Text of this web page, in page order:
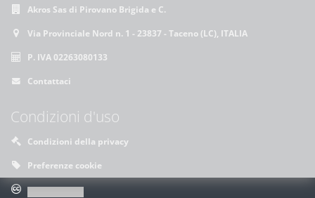
Akros Sas di Pirovano Brigida e C.
Via Provinciale Nord n. 1 - 23837 - Taceno (LC), ITALIA
P. IVA 02263080133
Contattaci
Condizioni d'uso
Condizioni della privacy
Preferenze cookie